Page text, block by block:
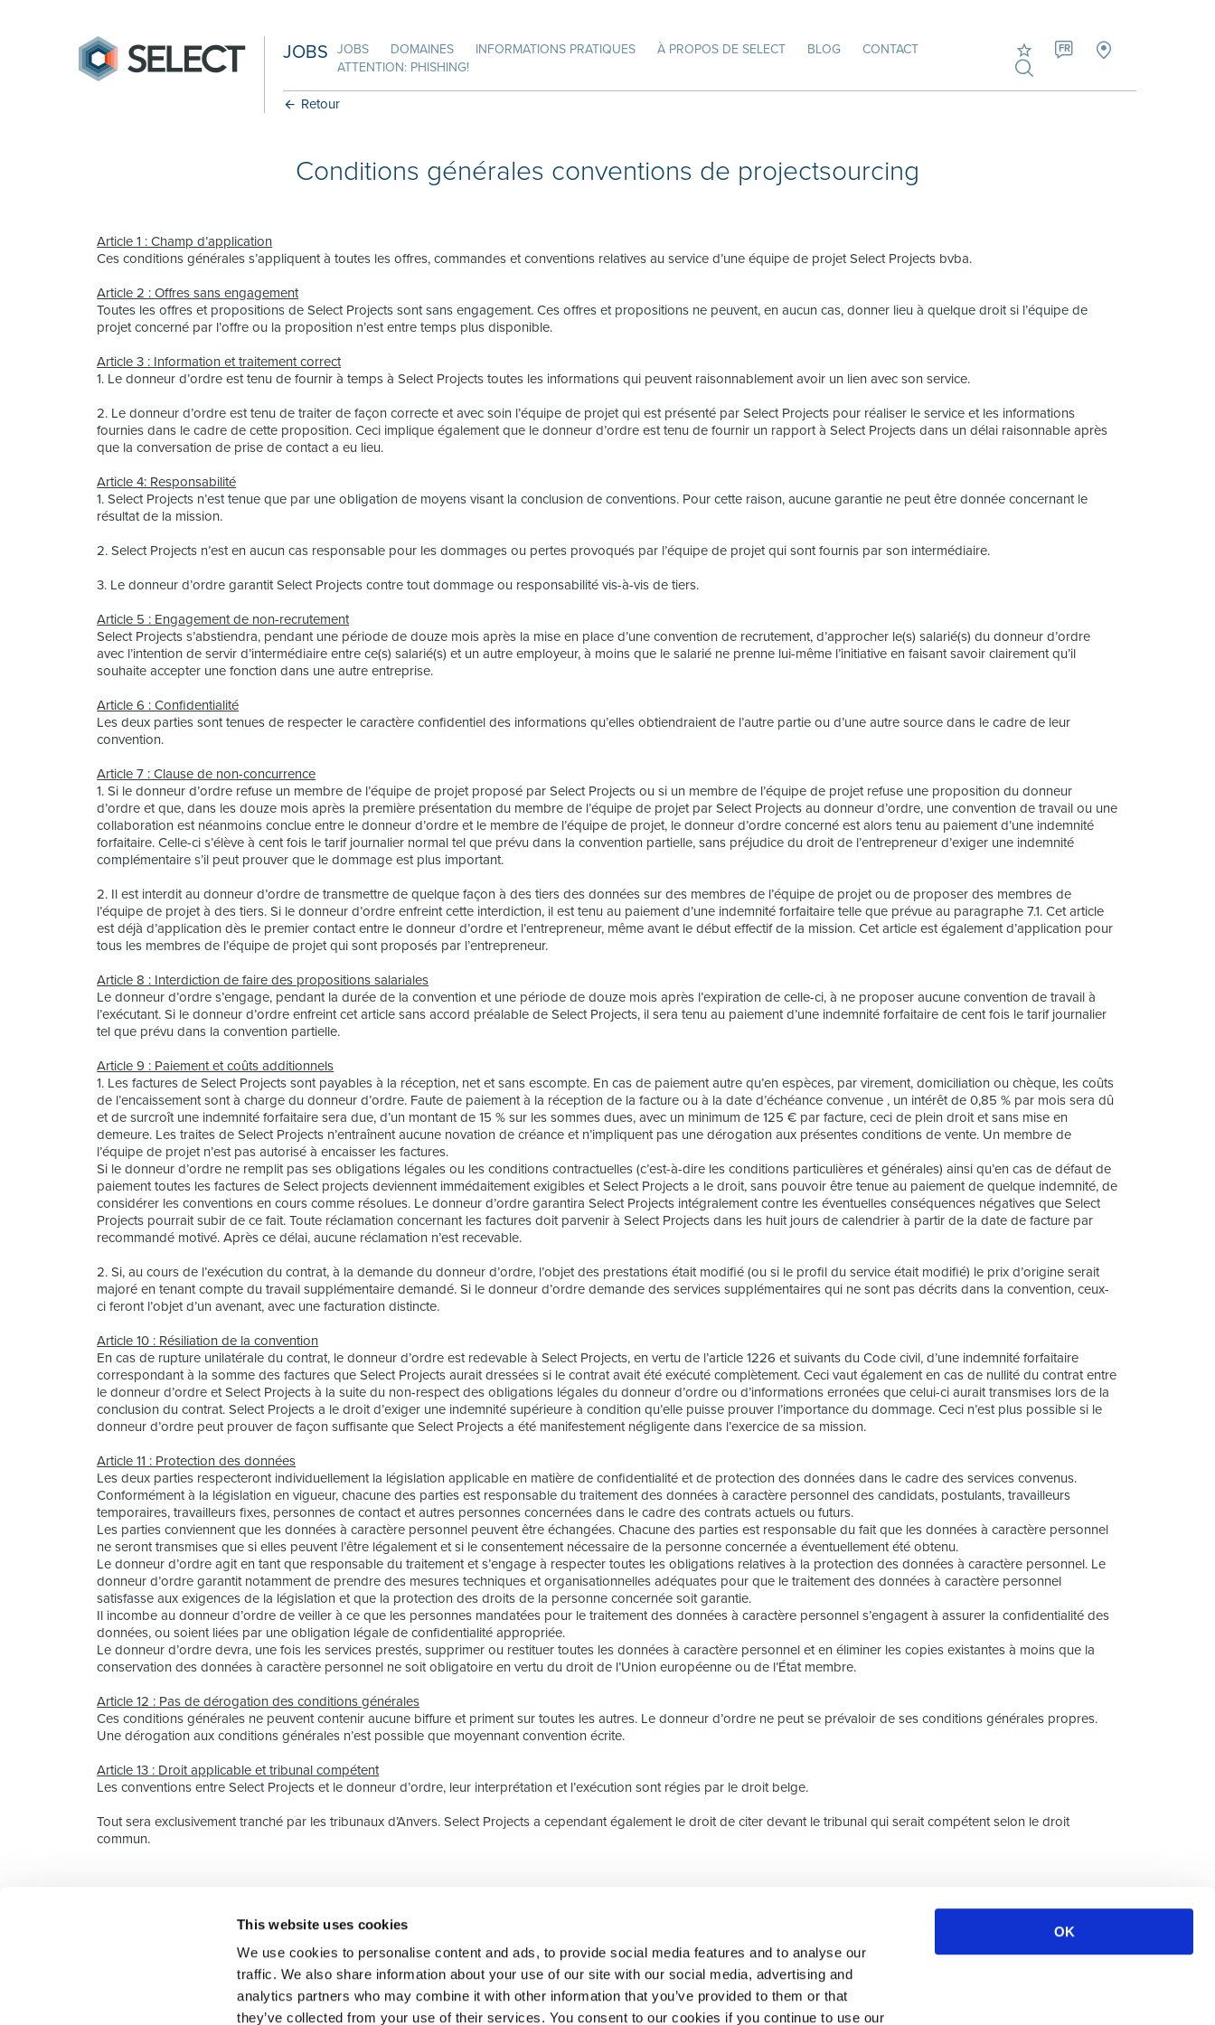
This website uses cookies
We use cookies to personalise content and ads, to provide social media features and to analyse our
traffic. We also share information about your use of our site with our social media, advertising and
analytics partners who may combine it with other information that you’ve provided to them or that
they’ve collected from your use of their services. You consent to our cookies if you continue to use our
OK
JOBS JOBS DOMAINES INFORMATIONS PRATIQUES À PROPOS DE SELECT BLOG
CONTACT
ATTENTION: PHISHING!
FR
Retour
Conditions générales conventions de projectsourcing
Article 1 : Champ d’application
Ces conditions générales s’appliquent à toutes les offres, commandes et conventions relatives au service d’une équipe de projet Select Projects bvba.
Article 2 : Offres sans engagement
Toutes les offres et propositions de Select Projects sont sans engagement. Ces offres et propositions ne peuvent, en aucun cas, donner lieu à quelque droit si l’équipe de
projet concerné par l’offre ou la proposition n’est entre temps plus disponible.
Article 3 : Information et traitement correct
1. Le donneur d’ordre est tenu de fournir à temps à Select Projects toutes les informations qui peuvent raisonnablement avoir un lien avec son service.
2. Le donneur d’ordre est tenu de traiter de façon correcte et avec soin l’équipe de projet qui est présenté par Select Projects pour réaliser le service et les informations
fournies dans le cadre de cette proposition. Ceci implique également que le donneur d’ordre est tenu de fournir un rapport à Select Projects dans un délai raisonnable après
que la conversation de prise de contact a eu lieu.
Article 4: Responsabilité
1. Select Projects n’est tenue que par une obligation de moyens visant la conclusion de conventions. Pour cette raison, aucune garantie ne peut être donnée concernant le
résultat de la mission.
2. Select Projects n’est en aucun cas responsable pour les dommages ou pertes provoqués par l’équipe de projet qui sont fournis par son intermédiaire.
3. Le donneur d’ordre garantit Select Projects contre tout dommage ou responsabilité vis-à-vis de tiers.
Article 5 : Engagement de non-recrutement
Select Projects s’abstiendra, pendant une période de douze mois après la mise en place d’une convention de recrutement, d’approcher le(s) salarié(s) du donneur d’ordre
avec l’intention de servir d’intermédiaire entre ce(s) salarié(s) et un autre employeur, à moins que le salarié ne prenne lui-même l’initiative en faisant savoir clairement qu’il
souhaite accepter une fonction dans une autre entreprise.
Article 6 : Confidentialité
Les deux parties sont tenues de respecter le caractère confidentiel des informations qu’elles obtiendraient de l’autre partie ou d’une autre source dans le cadre de leur
convention.
Article 7 : Clause de non-concurrence
1. Si le donneur d’ordre refuse un membre de l’équipe de projet proposé par Select Projects ou si un membre de l’équipe de projet refuse une proposition du donneur
d’ordre et que, dans les douze mois après la première présentation du membre de l’équipe de projet par Select Projects au donneur d’ordre, une convention de travail ou une
collaboration est néanmoins conclue entre le donneur d’ordre et le membre de l’équipe de projet, le donneur d’ordre concerné est alors tenu au paiement d’une indemnité
forfaitaire. Celle-ci s’élève à cent fois le tarif journalier normal tel que prévu dans la convention partielle, sans préjudice du droit de l’entrepreneur d’exiger une indemnité
complémentaire s’il peut prouver que le dommage est plus important.
2. Il est interdit au donneur d’ordre de transmettre de quelque façon à des tiers des données sur des membres de l’équipe de projet ou de proposer des membres de
l’équipe de projet à des tiers. Si le donneur d’ordre enfreint cette interdiction, il est tenu au paiement d’une indemnité forfaitaire telle que prévue au paragraphe 7.1. Cet article
est déjà d’application dès le premier contact entre le donneur d’ordre et l’entrepreneur, même avant le début effectif de la mission. Cet article est également d’application pour
tous les membres de l’équipe de projet qui sont proposés par l’entrepreneur.
Article 8 : Interdiction de faire des propositions salariales
Le donneur d’ordre s’engage, pendant la durée de la convention et une période de douze mois après l’expiration de celle-ci, à ne proposer aucune convention de travail à
l’exécutant. Si le donneur d’ordre enfreint cet article sans accord préalable de Select Projects, il sera tenu au paiement d’une indemnité forfaitaire de cent fois le tarif journalier
tel que prévu dans la convention partielle.
Article 9 : Paiement et coûts additionnels
1. Les factures de Select Projects sont payables à la réception, net et sans escompte. En cas de paiement autre qu’en espèces, par virement, domiciliation ou chèque, les coûts
de l’encaissement sont à charge du donneur d’ordre. Faute de paiement à la réception de la facture ou à la date d’échéance convenue , un intérêt de 0,85 % par mois sera dû
et de surcroît une indemnité forfaitaire sera due, d’un montant de 15 % sur les sommes dues, avec un minimum de 125 € par facture, ceci de plein droit et sans mise en
demeure. Les traites de Select Projects n’entraînent aucune novation de créance et n’impliquent pas une dérogation aux présentes conditions de vente. Un membre de
l’équipe de projet n’est pas autorisé à encaisser les factures.
Si le donneur d’ordre ne remplit pas ses obligations légales ou les conditions contractuelles (c’est-à-dire les conditions particulières et générales) ainsi qu’en cas de défaut de
paiement toutes les factures de Select projects deviennent immédaitement exigibles et Select Projects a le droit, sans pouvoir être tenue au paiement de quelque indemnité, de
considérer les conventions en cours comme résolues. Le donneur d’ordre garantira Select Projects intégralement contre les éventuelles conséquences négatives que Select
Projects pourrait subir de ce fait. Toute réclamation concernant les factures doit parvenir à Select Projects dans les huit jours de calendrier à partir de la date de facture par
recommandé motivé. Après ce délai, aucune réclamation n’est recevable.
2. Si, au cours de l’exécution du contrat, à la demande du donneur d’ordre, l’objet des prestations était modifié (ou si le profil du service était modifié) le prix d’origine serait
majoré en tenant compte du travail supplémentaire demandé. Si le donneur d’ordre demande des services supplémentaires qui ne sont pas décrits dans la convention, ceux-
ci feront l’objet d’un avenant, avec une facturation distincte.
Article 10 : Résiliation de la convention
En cas de rupture unilatérale du contrat, le donneur d’ordre est redevable à Select Projects, en vertu de l’article 1226 et suivants du Code civil, d’une indemnité forfaitaire
correspondant à la somme des factures que Select Projects aurait dressées si le contrat avait été exécuté complètement. Ceci vaut également en cas de nullité du contrat entre
le donneur d’ordre et Select Projects à la suite du non-respect des obligations légales du donneur d’ordre ou d’informations erronées que celui-ci aurait transmises lors de la
conclusion du contrat. Select Projects a le droit d’exiger une indemnité supérieure à condition qu’elle puisse prouver l’importance du dommage. Ceci n’est plus possible si le
donneur d’ordre peut prouver de façon suffisante que Select Projects a été manifestement négligente dans l’exercice de sa mission.
Article 11 : Protection des données
Les deux parties respecteront individuellement la législation applicable en matière de confidentialité et de protection des données dans le cadre des services convenus.
Conformément à la législation en vigueur, chacune des parties est responsable du traitement des données à caractère personnel des candidats, postulants, travailleurs
temporaires, travailleurs fixes, personnes de contact et autres personnes concernées dans le cadre des contrats actuels ou futurs.
Les parties conviennent que les données à caractère personnel peuvent être échangées. Chacune des parties est responsable du fait que les données à caractère personnel
ne seront transmises que si elles peuvent l’être légalement et si le consentement nécessaire de la personne concernée a éventuellement été obtenu.
Le donneur d’ordre agit en tant que responsable du traitement et s’engage à respecter toutes les obligations relatives à la protection des données à caractère personnel. Le
donneur d’ordre garantit notamment de prendre des mesures techniques et organisationnelles adéquates pour que le traitement des données à caractère personnel
satisfasse aux exigences de la législation et que la protection des droits de la personne concernée soit garantie.
Il incombe au donneur d’ordre de veiller à ce que les personnes mandatées pour le traitement des données à caractère personnel s’engagent à assurer la confidentialité des
données, ou soient liées par une obligation légale de confidentialité appropriée.
Le donneur d’ordre devra, une fois les services prestés, supprimer ou restituer toutes les données à caractère personnel et en éliminer les copies existantes à moins que la
conservation des données à caractère personnel ne soit obligatoire en vertu du droit de l’Union européenne ou de l’État membre.
Article 12 : Pas de dérogation des conditions générales
Ces conditions générales ne peuvent contenir aucune biffure et priment sur toutes les autres. Le donneur d’ordre ne peut se prévaloir de ses conditions générales propres.
Une dérogation aux conditions générales n’est possible que moyennant convention écrite.
Article 13 : Droit applicable et tribunal compétent
Les conventions entre Select Projects et le donneur d’ordre, leur interprétation et l’exécution sont régies par le droit belge.
Tout sera exclusivement tranché par les tribunaux d’Anvers. Select Projects a cependant également le droit de citer devant le tribunal qui serait compétent selon le droit
commun.
talents, nous vous proposons un package complet de services RH
Jobs et offres d'emploi
actuels
Candidature spontanée
Jobalert
Finance
Sales & Office
Human Resources
IT